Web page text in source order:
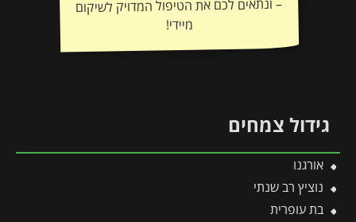
מיידי!
גידול צמחים
אורגנו
נוציץ רב שנתי
בת עופרית